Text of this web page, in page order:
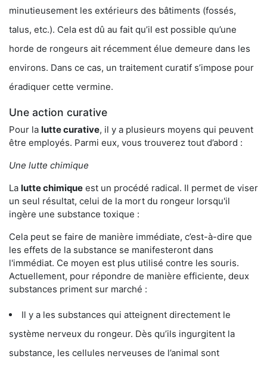
minutieusement les extérieurs des bâtiments (fossés,
talus, etc.). Cela est dû au fait qu’il est possible qu’une
horde de rongeurs ait récemment élue demeure dans les
environs. Dans ce cas, un traitement curatif s’impose pour
éradiquer cette vermine.
Une action curative
Pour la lutte curative, il y a plusieurs moyens qui peuvent
être employés. Parmi eux, vous trouverez tout d’abord :
Une lutte chimique
La lutte chimique est un procédé radical. Il permet de viser
un seul résultat, celui de la mort du rongeur lorsqu'il
ingère une substance toxique :
Cela peut se faire de manière immédiate, c’est-à-dire que
les effets de la substance se manifesteront dans
l'immédiat. Ce moyen est plus utilisé contre les souris.
Actuellement, pour répondre de manière efficiente, deux
substances priment sur marché :
Il y a les substances qui atteignent directement le
système nerveux du rongeur. Dès qu’ils ingurgitent la
substance, les cellules nerveuses de l’animal sont